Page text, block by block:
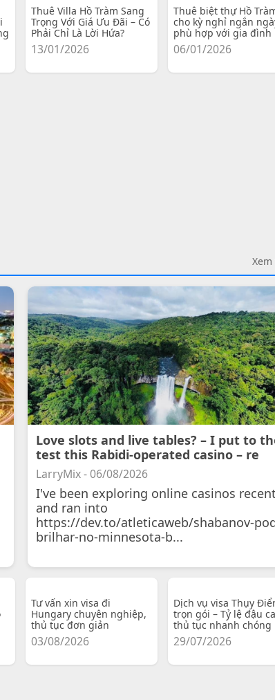
Thuê Villa Hồ Tràm Sang
Trọng Với Giá Ưu Đãi – Có
Phải Chỉ Là Lời Hứa?
13/01/2026
Thuê biệt thự Hồ
cho kỳ nghỉ ngắn
phù hợp với gia đình
06/01/2026
Love slots and live tables? – I put to
test this Rabidi-operated casino – re
LarryMix - 06/08/2026
I've been exploring online casinos
and ran into
https://dev.to/atleticaweb/shabanov-
brilhar-no-minnesota-b...
Tư vấn xin visa đi
Hungary chuyên nghiệp,
thủ tục đơn giản
03/08/2026
Dịch vụ visa Thụy
trọn gói – Tỷ lệ đậu
thủ tục nhanh chóng
29/07/2026